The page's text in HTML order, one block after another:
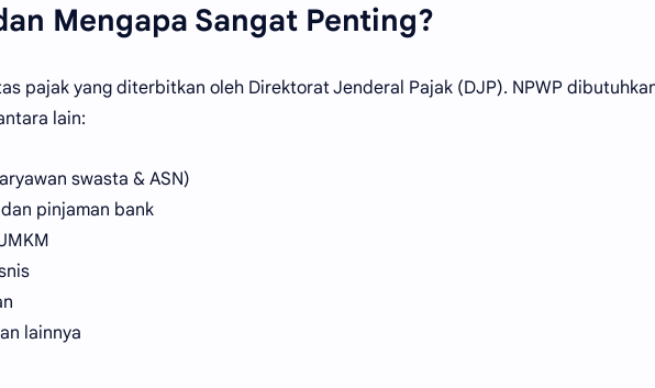
Mengapa Sangat Penting?
pajak yang diterbitkan oleh Direktorat Jenderal Pajak (DJP). NPWP
lain:
swasta & ASN)
pinjaman bank
lainnya